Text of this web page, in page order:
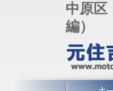
中原区
編）